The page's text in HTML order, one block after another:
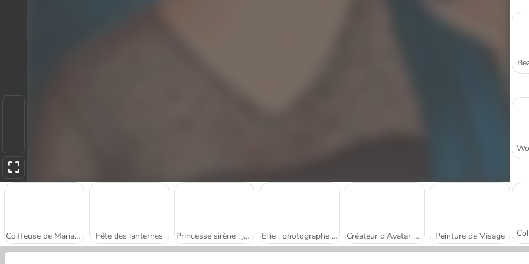
Coiffeuse de Mariage pour les Princesses Fête des lanternes Princesse sirène : jeux sub-aquatiques Ellie : photographe professionnelle Créateur d'Avatar Kawaii : Ange ou Démon Peinture de Visage